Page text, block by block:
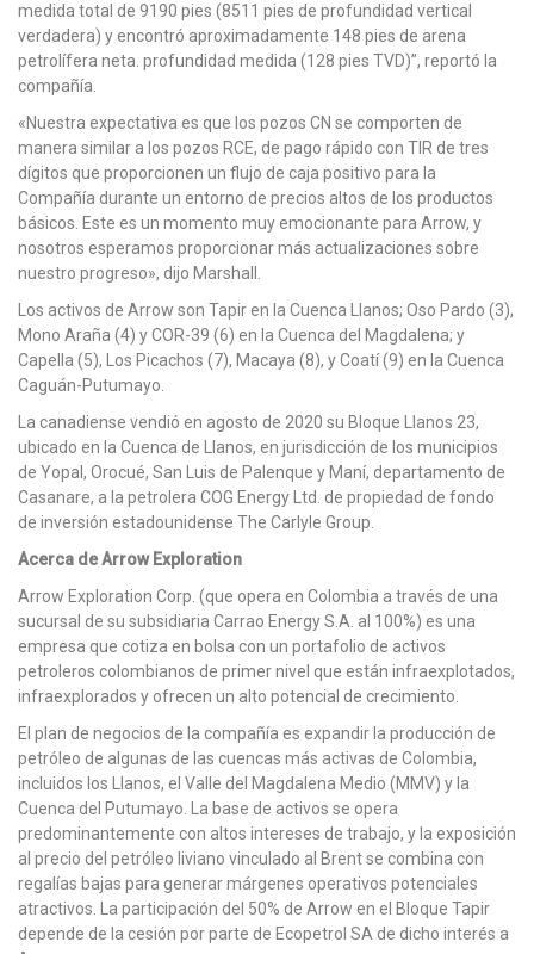
medida total de 9190 pies (8511 pies de profundidad vertical
verdadera) y encontró aproximadamente 148 pies de arena
petrolífera neta. profundidad medida (128 pies TVD)”, reportó la
compañía.
«Nuestra expectativa es que los pozos CN se comporten de
manera similar a los pozos RCE, de pago rápido con TIR de tres
dígitos que proporcionen un flujo de caja positivo para la
Compañía durante un entorno de precios altos de los productos
básicos. Este es un momento muy emocionante para Arrow, y
nosotros esperamos proporcionar más actualizaciones sobre
nuestro progreso», dijo Marshall.
Los activos de Arrow son Tapir en la Cuenca Llanos; Oso Pardo (3),
Mono Araña (4) y COR-39 (6) en la Cuenca del Magdalena; y
Capella (5), Los Picachos (7), Macaya (8), y Coatí (9) en la Cuenca
Caguán-Putumayo.
La canadiense vendió en agosto de 2020 su Bloque Llanos 23,
ubicado en la Cuenca de Llanos, en jurisdicción de los municipios
de Yopal, Orocué, San Luis de Palenque y Maní, departamento de
Casanare, a la petrolera COG Energy Ltd. de propiedad de fondo
de inversión estadounidense The Carlyle Group.
Acerca de Arrow Exploration
Arrow Exploration Corp. (que opera en Colombia a través de una
sucursal de su subsidiaria Carrao Energy S.A. al 100%) es una
empresa que cotiza en bolsa con un portafolio de activos
petroleros colombianos de primer nivel que están infraexplotados,
infraexplorados y ofrecen un alto potencial de crecimiento.
El plan de negocios de la compañía es expandir la producción de
petróleo de algunas de las cuencas más activas de Colombia,
incluidos los Llanos, el Valle del Magdalena Medio (MMV) y la
Cuenca del Putumayo. La base de activos se opera
predominantemente con altos intereses de trabajo, y la exposición
al precio del petróleo liviano vinculado al Brent se combina con
regalías bajas para generar márgenes operativos potenciales
atractivos. La participación del 50% de Arrow en el Bloque Tapir
depende de la cesión por parte de Ecopetrol SA de dicho interés a